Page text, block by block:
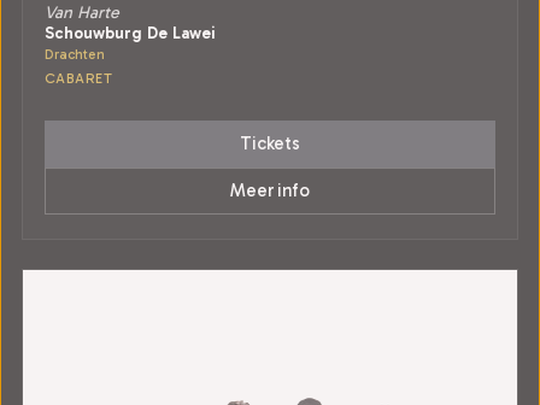
Van Harte
Schouwburg De Lawei
Drachten
CABARET
Tickets
Meer info